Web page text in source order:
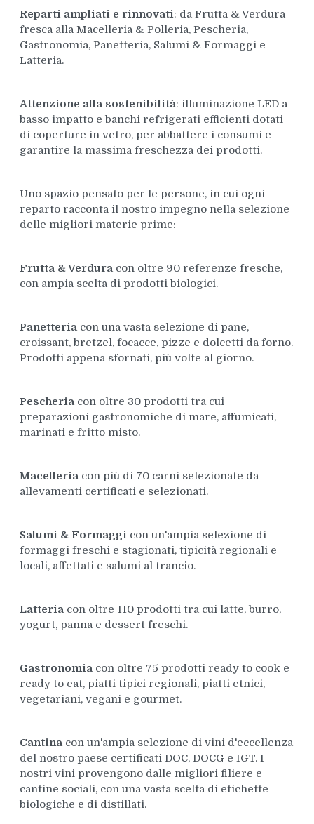
Reparti ampliati e rinnovati: da Frutta & Verdura
fresca alla Macelleria & Polleria, Pescheria,
Gastronomia, Panetteria, Salumi & Formaggi e
Latteria.
Attenzione alla sostenibilità: illuminazione LED a
basso impatto e banchi refrigerati efficienti dotati
di coperture in vetro, per abbattere i consumi e
garantire la massima freschezza dei prodotti.
Uno spazio pensato per le persone, in cui ogni
reparto racconta il nostro impegno nella selezione
delle migliori materie prime:
Frutta & Verduracon oltre 90 referenze fresche,
con ampia scelta di prodotti biologici.
Panetteriacon una vasta selezione di pane,
croissant, bretzel, focacce, pizze e dolcetti da forno.
Prodotti appena sfornati, più volte al giorno.
Pescheriacon oltre 30 prodotti tra cui
preparazioni gastronomiche di mare, affumicati,
marinati e fritto misto.
Macelleriacon più di 70 carni selezionate da
allevamenti certificati e selezionati.
Salumi & Formaggicon un'ampia selezione di
formaggi freschi e stagionati, tipicità regionali e
locali, affettati e salumi al trancio.
Latteriacon oltre 110 prodotti tra cui latte, burro,
yogurt, panna e dessert freschi.
Gastronomiacon oltre 75 prodotti ready to cook e
ready to eat, piatti tipici regionali, piatti etnici,
vegetariani, vegani e gourmet.
Cantinacon un'ampia selezione di vini d'eccellenza
del nostro paese certificati DOC, DOCG e IGT. I
nostri vini provengono dalle migliori filiere e
cantine sociali, con una vasta scelta di etichette
biologiche e di distillati.